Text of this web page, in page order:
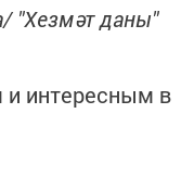
"Хезмәт даны"
интересным в